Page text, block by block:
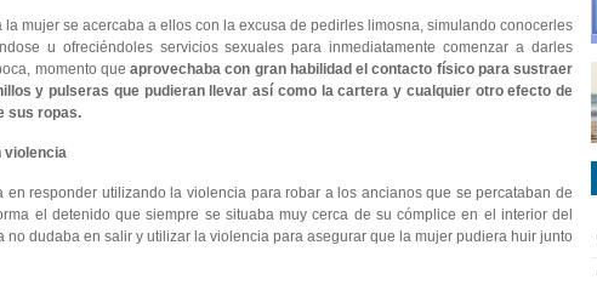
mujer se acercaba a ellos con la excusa de pedirles limosna, simulando conocerles
u ofreciéndoles servicios sexuales para inmediatamente comenzar a darles
momento que aprovechaba con gran habilidad el contacto físico para sustraer
y pulseras que pudieran llevar así como la cartera y cualquier otro efecto de
sus ropas.
violencia
en responder utilizando la violencia para robar a los ancianos que se percataban de
el detenido que siempre se situaba muy cerca de su cómplice en el interior del
no dudaba en salir y utilizar la violencia para asegurar que la mujer pudiera huir junto